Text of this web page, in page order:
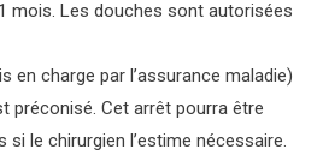
mois. Les douches sont autorisées
en charge par l’assurance maladie)
préconisé. Cet arrêt pourra être
le chirurgien l’estime nécessaire.